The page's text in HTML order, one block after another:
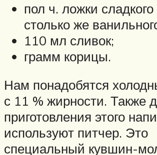
пол ч. ложки сладкого
столько же
110 мл сливок;
грамм корицы.
Нам понадобятся
с 11 % жирности. Также
приготовления этого
используют питчер. Это
специальный кувшин-